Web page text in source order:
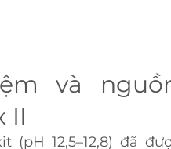
và
II
(pH 12,5–12,8) đã